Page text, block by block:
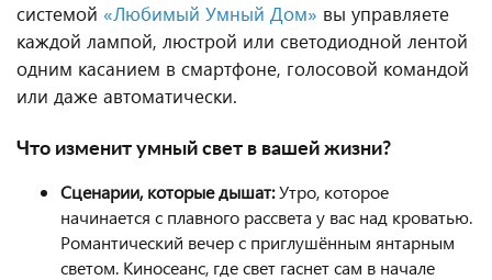
системой «Любимый Умный Дом» вы управляете
каждой лампой, люстрой или светодиодной лентой
одним касанием в смартфоне, голосовой командой
или даже автоматически.
Что изменит умный свет в вашей жизни?
Сценарии, которые дышат:Утро, которое
начинается с плавного рассвета у вас над кроватью.
Романтический вечер с приглушённым янтарным
светом. Киносеанс, где свет гаснет сам в начале